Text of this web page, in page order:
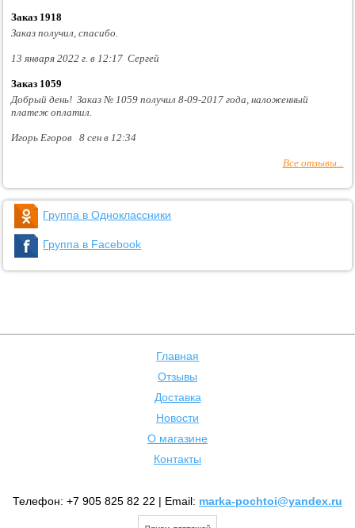
Заказ 1918
Заказ получил, спасибо.
13 января 2022 г. в 12:17 Сергей
Заказ 1059
Добрый день! Заказ № 1059 получил 8-09-2017 года, наложенный
платеж оплатил.
Игорь Егоров 8 сен в 12:34
Все отзывы...
Группа в Одноклассники
Группа в Facebook
Главная
Отзывы
Доставка
Новости
О магазине
Контакты
Телефон: +7 905 825 82 22 | Email: marka-pochtoi@yandex.ru